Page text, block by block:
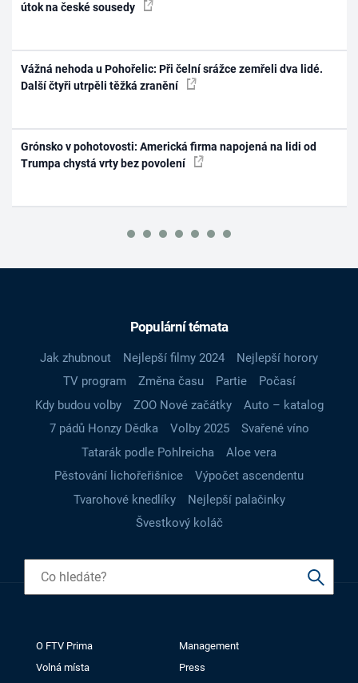
útok na české sousedy
Vážná nehoda u Pohořelic: Při čelní srážce zemřeli dva lidé.
Další čtyři utrpěli těžká zranění
Grónsko v pohotovosti: Americká firma napojená na lidi od
Trumpa chystá vrty bez povolení
Populární témata
Jak zhubnout Nejlepší filmy 2024
Nejlepší horory
TV program
Změna času Partie
Počasí
Kdy budou volby
ZOO Nové začátky
Auto – katalog
7 pádů Honzy Dědka
Volby 2025
Svařené víno
Tatarák podle Pohlreicha
Aloe vera
Pěstování lichořeřišnice
Výpočet ascendentu
Tvarohové knedlíky
Nejlepší palačinky
Švestkový koláč
O FTV Prima
Management
Volná místa
Press